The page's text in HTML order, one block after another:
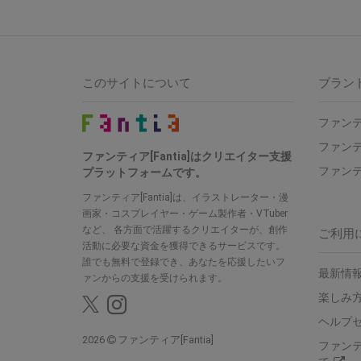
ブラン
ファン
ファン
ファン
ご利用
最新情
楽しみ
ヘルプ
ファン
このサイトについて
ファンティア[Fantia]はクリエイター支援
プラットフォームです。
ファンティア[Fantia]は、イラストレーター・漫
画家・コスプレイヤー・ゲーム製作者・VTuber
など、 各方面で活躍するクリエイターが、創作
活動に必要な資金を獲得できるサービスです。
誰でも無料で登録でき、あなたを応援したいフ
ァンからの支援を受けられます。
2026 ファンティア[Fantia]